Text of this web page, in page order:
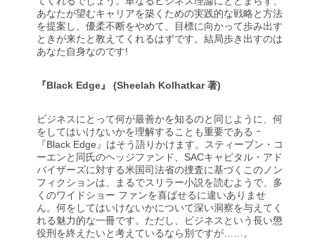
あなたが望むキャリアを築くための実践的な戦略と方法
を提案し、優柔不断をやめて、目標に向かって歩み出す
ときが来たと教えてくれるはずです。結局歩き出すのは
あなた自身なのです!
『Black Edge』 (Sheelah Kolhatkar 著)
ビジネスにとって何が最善かを知るのと同じように、何
をしてはいけないかを理解することも重要である ｰ
『Black Edge』はそう語りかけます。スティーブン・コ
ーエンと同氏のヘッジファンド、SACキャピタル・アド
バイザーズに対する米国司法省の捜査に基づくこのノン
フィクションは、まるでスリラー小説を読むようで、多
くのワイドショー ファンを喜ばせるに違いありませ
ん。何をしてはいけないかについて深い洞察を与えてく
れる魅力的な一冊です。ただし、ビジネスという長い懲
役刑を終えたいと考えているなら別ですが……。